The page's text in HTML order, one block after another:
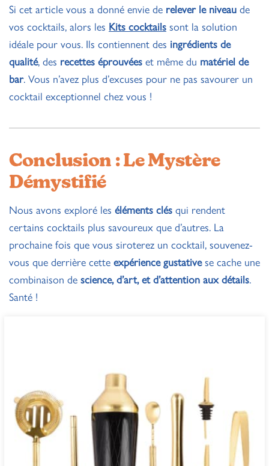
Si cet article vous a donné envie de relever le niveau de
vos cocktails, alors les Kits cocktails sont la solution
idéale pour vous. Ils contiennent des ingrédients de
qualité, des recettes éprouvées et même du matériel de
bar. Vous n’avez plus d’excuses pour ne pas savourer un
cocktail exceptionnel chez vous !
Conclusion : Le Mystère
Démystifié
Nous avons exploré les éléments clés qui rendent
certains cocktails plus savoureux que d’autres. La
prochaine fois que vous siroterez un cocktail, souvenez-
vous que derrière cette expérience gustativese cache une
combinaison de science, d’art, et d’attention aux détails.
Santé !